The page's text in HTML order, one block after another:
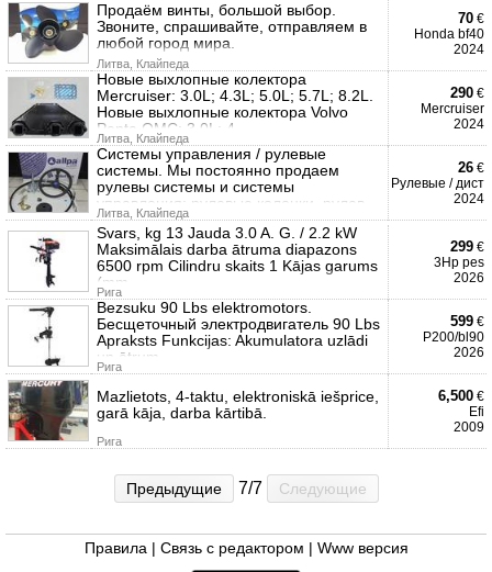
Продаём винты, большой выбор.
Звоните, спрашивайте, отправляем в
любой город мира.
Литва, Клайпеда
70 €
Honda bf40
2024
Новые выхлопные колектора
Mercruiser: 3.0L; 4.3L; 5.0L; 5.7L; 8.2L.
Новые выхлопные колектора Volvo
Penta OMC: 3.0L; 4
Литва, Клайпеда
290 €
Mercruiser
2024
Системы управления / рулевые
системы. Мы постоянно продаем
рулевы системы и системы
управления: рулевые колонки, рулев
Литва, Клайпеда
26 €
Рулевые / дист
2024
Svars, kg 13 Jauda 3.0 A. G. / 2.2 kW
Maksimālais darba ātruma diapazons
6500 rpm Cilindru skaits 1 Kājas garums
(mm
Рига
299 €
3Hp pes
2026
Bezsuku 90 Lbs elektromotors.
Бесщеточный электродвигатель 90 Lbs
Apraksts Funkcijas: Akumulatora uzlādi
un ātrum
Рига
599 €
P200/bl90
2026
Mazlietots, 4-taktu, elektroniskā iešprice,
garā kāja, darba kārtibā.
Рига
6,500 €
Efi
2009
Предыдущие 7/7 Следующие
Правила Связь с редактором Www версия